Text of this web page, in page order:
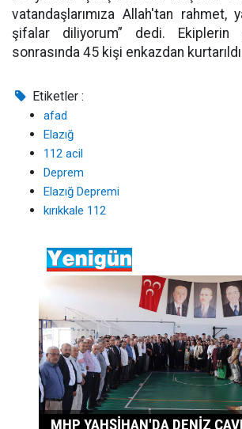
vatandaşlarımıza Allah'tan rahmet,
şifalar diliyorum” dedi. Ekiplerin
sonrasında 45 kişi enkazdan
Etiketler :
afad
Elazığ
112 acil
Deprem
Elazığ Depremi
kırıkkale 112